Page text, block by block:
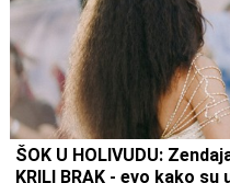
ŠOK U HOLIVUDU:
KRILI BRAK - evo kako